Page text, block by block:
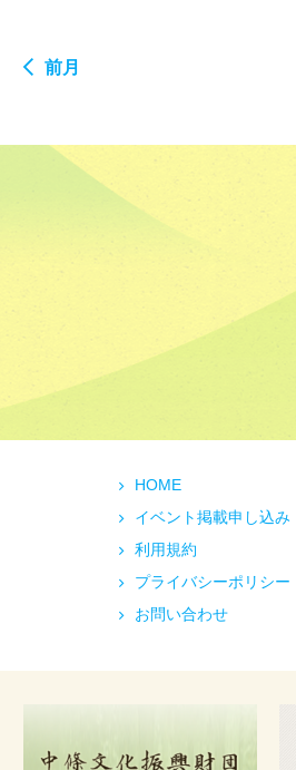
前月
HOME
イベント掲載申し込み
利用規約
プライバシーポリシー
お問い合わせ